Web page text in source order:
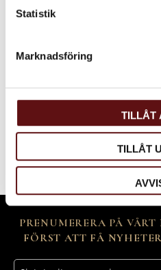
Statistik
Marknadsföring
TILLÅT
TILLÅT
Bli den första att lämna ett
PRENUMERERA PÅ
FÖRST ATT FÅ